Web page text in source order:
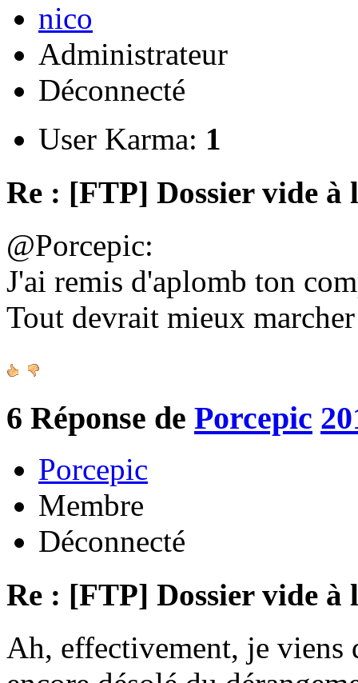
nico
Administrateur
Déconnecté
User Karma: 1
Re : [FTP] Dossier vide à
@Porcepic:
J'ai remis d'aplomb ton
Tout devrait mieux
6 Réponse de Porcepic
Porcepic
Membre
Déconnecté
Re : [FTP] Dossier vide à
Ah, effectivement, je